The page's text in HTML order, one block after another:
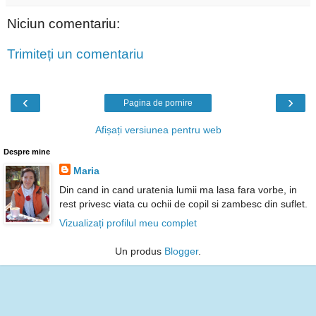
Niciun comentariu:
Trimiteți un comentariu
‹ ›
Pagina de pornire
Afișați versiunea pentru web
Despre mine
Maria
Din cand in cand uratenia lumii ma lasa fara vorbe, in
rest privesc viata cu ochii de copil si zambesc din suflet.
Vizualizați profilul meu complet
Un produs Blogger.